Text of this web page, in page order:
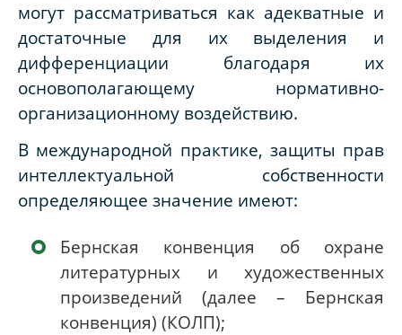
могут рассматриваться как адекватные и
достаточные для их выделения и
дифференциации благодаря их
основополагающему нормативно-
организационному воздействию.
В международной практике, защиты прав
интеллектуальной собственности
определяющее значение имеют:
Бернская конвенция об охране
литературных и художественных
произведений (далее – Бернская
конвенция) (КОЛП);